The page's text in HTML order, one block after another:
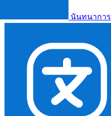
นันทนาการ